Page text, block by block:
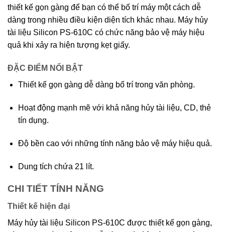
thiết kế gọn gàng để bạn có thể bố trí máy một cách dễ
dàng trong nhiều điều kiện diện tích khác nhau. Máy hủy
tài liệu Silicon PS-610C có chức năng bảo vệ máy hiệu
quả khi xảy ra hiện tượng kẹt giấy.
ĐẶC ĐIỂM NỔI BẬT
Thiết kế gọn gàng dễ dàng bố trí trong văn phòng.
Hoạt động mạnh mẽ với khả năng hủy tài liệu, CD, thẻ
tín dụng.
Độ bền cao với những tính năng bảo vệ máy hiệu quả.
Dung tích chứa 21 lít.
CHI TIẾT TÍNH NĂNG
Thiết kế hiện đại
Máy hủy tài liệu Silicon PS-610C được thiết kế gọn gàng,